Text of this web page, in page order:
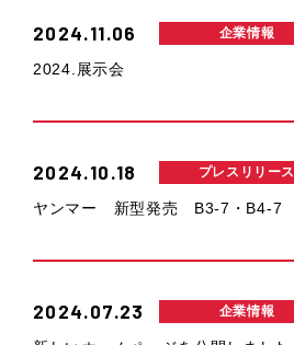
2024.11.06 企業情報
2024.展示会
2024.10.18 プレスリリース
ヤンマー 新型発売 B3-7・B4-7
2024.07.23 企業情報